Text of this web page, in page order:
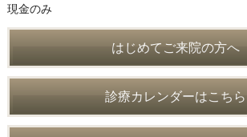
現金のみ
はじめてご来院の方へ
診療カレンダーはこちら